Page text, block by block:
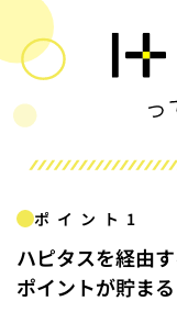
ポイント1
ハピタスを経由
ポイントが貯まる